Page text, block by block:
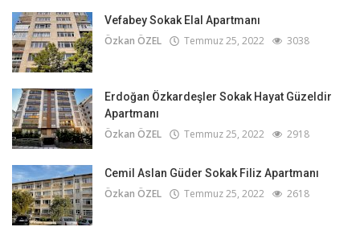
Vefabey Sokak Elal Apartmanı
Özkan ÖZEL Temmuz 25, 2022 3038
Erdoğan Özkardeşler Sokak Hayat Güzeldir
Apartmanı
Özkan ÖZEL Temmuz 25, 2022 2918
Cemil Aslan Güder Sokak Filiz Apartmanı
Özkan ÖZEL Temmuz 25, 2022 2618